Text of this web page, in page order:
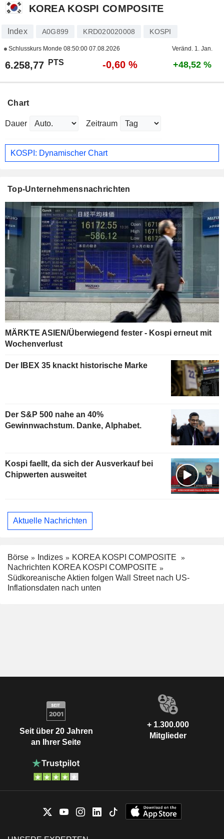
KOREA KOSPI COMPOSITE
Index A0G899 KRD020020008 KOSPI
Schlusskurs Monde 08:50:00 07.08.2026 Veränd. 1. Jan.
6.258,77 PTS -0,60 % +48,52 %
Chart
Dauer Zeitraum
KOSPI: Dynamischer Chart
Top-Unternehmensnachrichten
MÄRKTE ASIEN/Überwiegend fester - Kospi erneut mit
Wochenverlust
Der IBEX 35 knackt historische Marke
Der S&P 500 nahe an 40%
Gewinnwachstum. Danke, Alphabet.
Kospi faellt, da sich der Ausverkauf bei
Chipwerten ausweitet
Aktuelle Nachrichten
Börse Indizes
KOREA KOSPI COMPOSITE
Nachrichten KOREA KOSPI COMPOSITE
Südkoreanische Aktien folgen Wall Street nach US-
Inflationsdaten nach unten
Seit über 20 Jahren
an Ihrer Seite
+ 1.300.000
Mitglieder